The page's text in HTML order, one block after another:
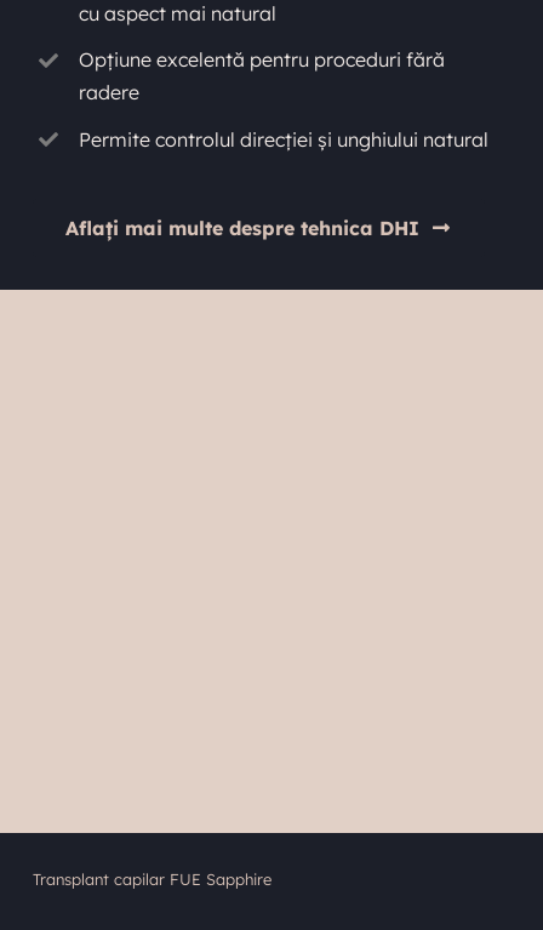
cu aspect mai natural
Opțiune excelentă pentru proceduri fără
radere
Permite controlul direcției și unghiului natural
Aflați mai multe despre tehnica DHI
Transplant capilar FUE Sapphire